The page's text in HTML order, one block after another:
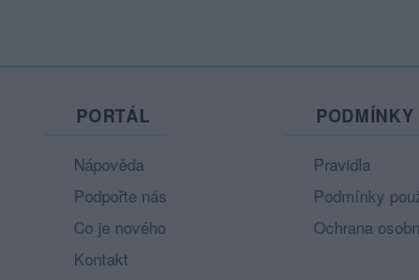
PORTÁL
Nápověda
Podpořte nás
Co je nového
Kontakt
Pravidla
Podmínky
Ochrana